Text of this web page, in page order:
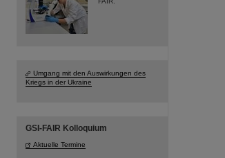
Umgang mit den Auswirkungen des
Kriegs in der Ukraine
GSI-FAIR Kolloquium
Aktuelle Termine